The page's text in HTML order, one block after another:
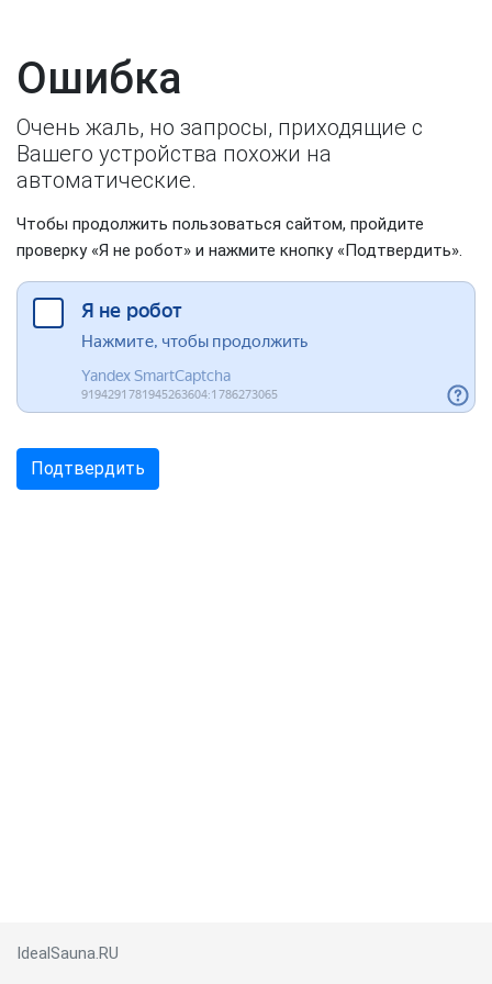
Ошибка
Очень жаль, но запросы, приходящие с
Вашего устройства похожи на
автоматические.
Чтобы продолжить пользоваться сайтом, пройдите
проверку «Я не робот» и нажмите кнопку «Подтвердить».
IdealSauna.RU